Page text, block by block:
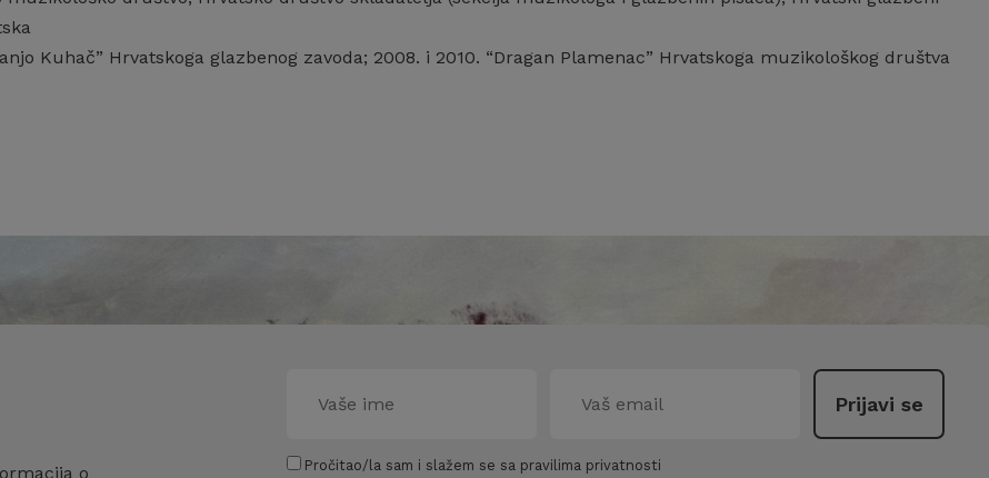
Kuhač” Hrvatskoga glazbenog zavoda; 2008. i 2010. “Dragan Plamenac” Hrvatskoga muzikološkog društva
o
Pročitao/la sam i slažem se sa pravilima privatnosti